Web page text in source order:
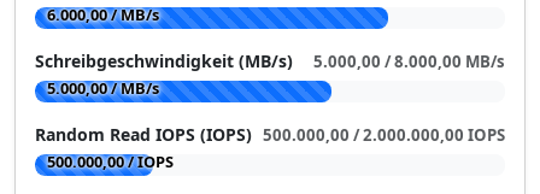
6.000,00 / MB/s
Schreibgeschwindigkeit (MB/s)
5.000,00 / 8.000,00 MB/s
5.000,00 / MB/s
Random Read IOPS (IOPS) 500.000,00 / 2.000.000,00 IOPS
500.000,00 / IOPS